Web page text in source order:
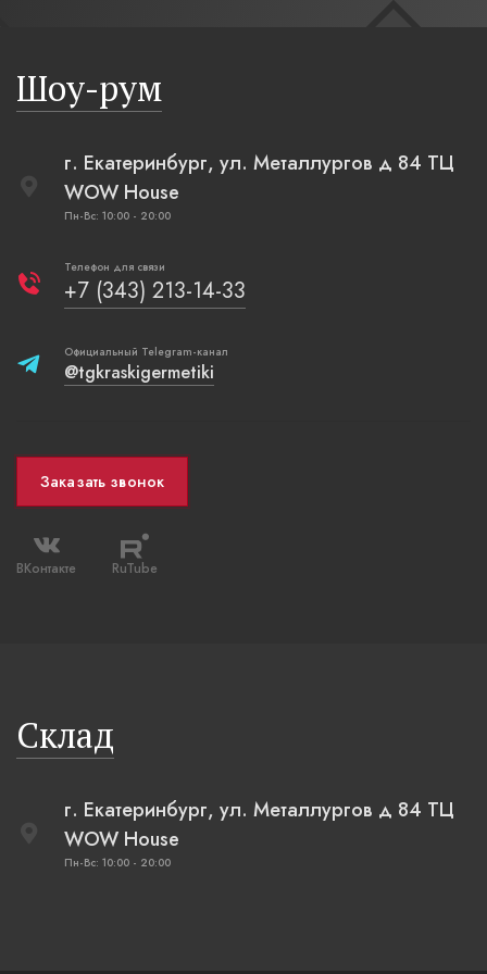
Шоу-рум
г. Екатеринбург, ул. Металлургов д 84 ТЦ
WOW House
Пн-Вс: 10:00 - 20:00
Телефон для связи
+7 (343) 213-14-33
Официальный Telegram-канал
@tgkraskigermetiki
Заказать звонок
ВКонтакте RuTube
Склад
г. Екатеринбург, ул. Металлургов д 84 ТЦ
WOW House
Пн-Вс: 10:00 - 20:00